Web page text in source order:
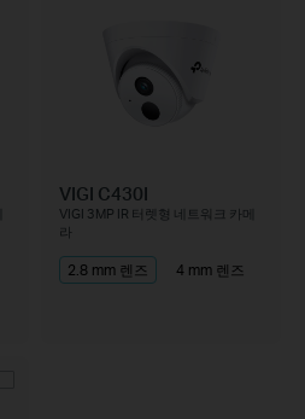
VIGI C430I
VIGI 3MP IR 터렛형 네트워크 카메
라
2.8 mm 렌즈 4 mm 렌즈